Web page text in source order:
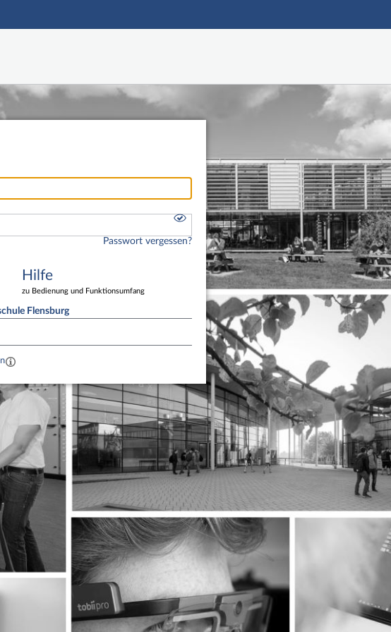
Hauptnavigation
Passwort vergessen?
Hilfe
zu Bedienung und Funktionsumfang
Flensburg